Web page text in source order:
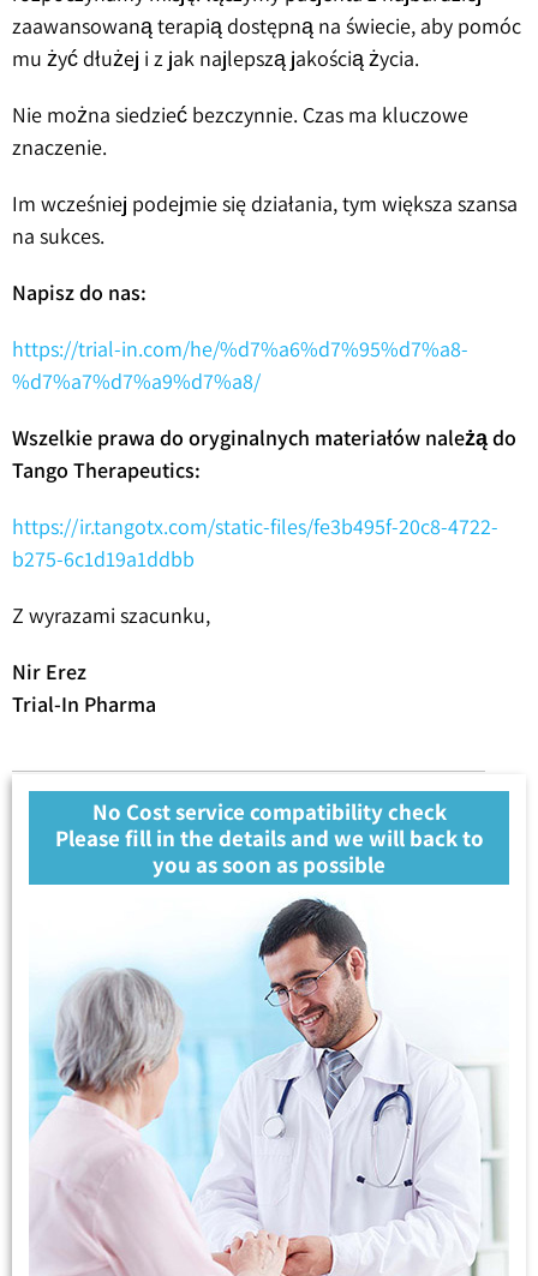
zaawansowaną terapią dostępną na świecie, aby pomóc
mu żyć dłużej i z jak najlepszą jakością życia.
Nie można siedzieć bezczynnie. Czas ma kluczowe
znaczenie.
Im wcześniej podejmie się działania, tym większa szansa
na sukces.
Napisz do nas:
https://trial-in.com/he/%d7%a6%d7%95%d7%a8-
%d7%a7%d7%a9%d7%a8/
Wszelkie prawa do oryginalnych materiałów należą do
Tango Therapeutics:
https://ir.tangotx.com/static-files/fe3b495f-20c8-4722-
b275-6c1d19a1ddbb
Z wyrazami szacunku,
Nir Erez
Trial-In Pharma
No Cost service compatibility check
Please fill in the details and we will back to
you as soon as possible